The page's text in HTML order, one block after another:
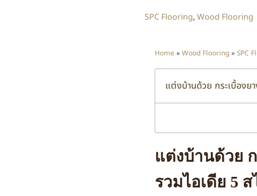
SPC Flooring, Wood Flooring
Home » Wood Flooring » SPC
แต่งบ้านด้วย กระเบื้องย
แต่งบ้านด้วย ก
รวมไอเดีย 5